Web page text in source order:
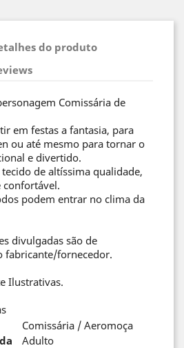
do produto
Comissária de
em festas a fantasia, para
ou até mesmo para tornar o
e divertido.
de altíssima qualidade,
confortável.
podem entrar no clima da
divulgadas são de
fabricante/fornecedor.
Ilustrativas.
Comissária / Aeromoça
Adulto